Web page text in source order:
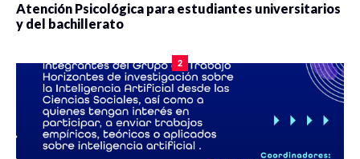
Atención Psicológica para estudiantes universitarios
y del bachillerato
2